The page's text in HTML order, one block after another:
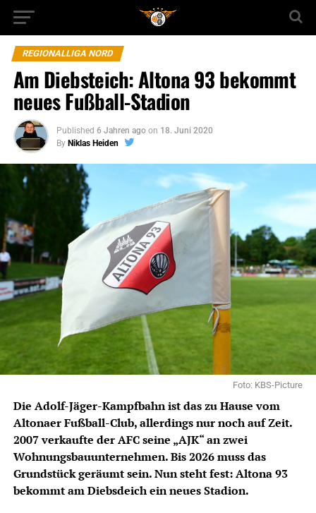
REGIONALLIGA NORD
Am Diebsteich: Altona 93 bekommt
neues Fußball-Stadion
Published 6 Jahren ago on 18. Juni 2020
By Niklas Heiden
Foto: KBS-Picture
Die Adolf-Jäger-Kampfbahn ist das zu Hause vom
Altonaer Fußball-Club, allerdings nur noch auf Zeit.
2007 verkaufte der AFC seine „AJK“ an zwei
Wohnungsbauunternehmen. Bis 2026 muss das
Grundstück geräumt sein. Nun steht fest: Altona 93
bekommt am Diebsdeich ein neues Stadion.